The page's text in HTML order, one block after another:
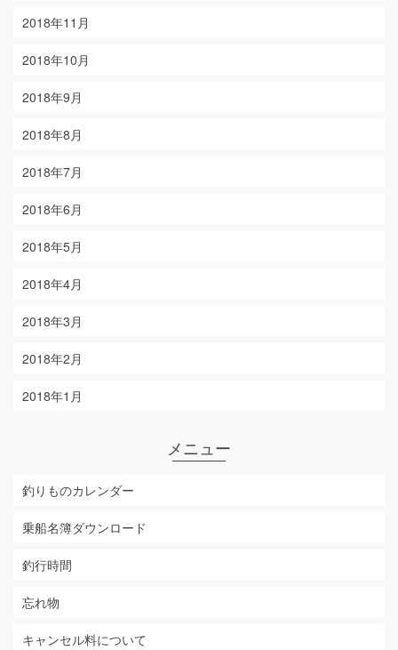
2018年11月
2018年10月
2018年9月
2018年8月
2018年7月
2018年6月
2018年5月
2018年4月
2018年3月
2018年2月
2018年1月
メニュー
釣りものカレンダー
乗船名簿ダウンロード
釣行時間
忘れ物
キャンセル料について